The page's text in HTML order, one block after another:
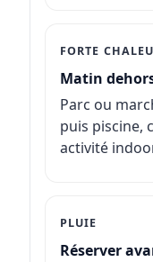
FORTE
Matin
Parc ou
puis piscine,
activité
PLUIE
Réserver